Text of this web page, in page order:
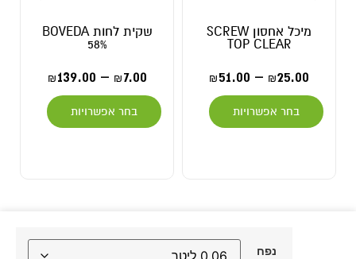
מיכל אחסון SCREW
TOP CLEAR
₪25.00
–
₪51.00
בחר אפשרויות
שקית לחות BOVEDA
58%
₪7.00
–
₪139.00
בחר אפשרויות
נפח